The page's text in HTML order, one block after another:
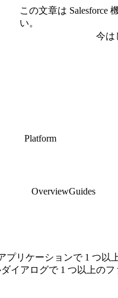
この文章は Salesforce
い。
今は
Platform
OverviewGuides
アプリケーションで 1 つ
ダイアログで 1 つ以上の